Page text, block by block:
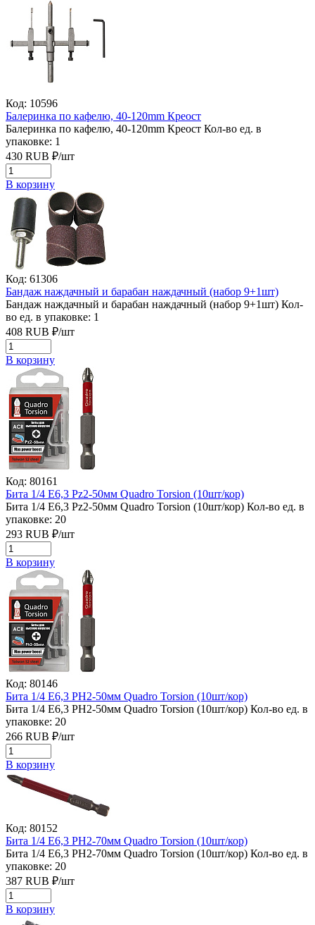
Код: 10596
Балеринка по кафелю, 40-120mm Креост
Балеринка по кафелю, 40-120mm Креост Кол-во ед. в
упаковке: 1
430 RUB ₽/шт
В корзину
Код: 61306
Бандаж наждачный и барабан наждачный (набор 9+1шт)
Бандаж наждачный и барабан наждачный (набор 9+1шт) Кол-
во ед. в упаковке: 1
408 RUB ₽/шт
В корзину
Код: 80161
Бита 1/4 Е6,3 Рz2-50мм Quadro Torsion (10шт/кор)
Бита 1/4 Е6,3 Рz2-50мм Quadro Torsion (10шт/кор) Кол-во ед. в
упаковке: 20
293 RUB ₽/шт
В корзину
Код: 80146
Бита 1/4 Е6,3 РН2-50мм Quadro Torsion (10шт/кор)
Бита 1/4 Е6,3 РН2-50мм Quadro Torsion (10шт/кор) Кол-во ед. в
упаковке: 20
266 RUB ₽/шт
В корзину
Код: 80152
Бита 1/4 Е6,3 РН2-70мм Quadro Torsion (10шт/кор)
Бита 1/4 Е6,3 РН2-70мм Quadro Torsion (10шт/кор) Кол-во ед. в
упаковке: 20
387 RUB ₽/шт
В корзину